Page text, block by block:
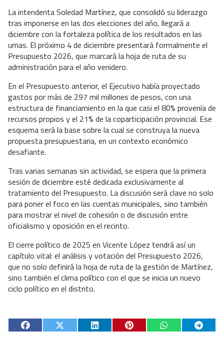
La intendenta Soledad Martínez, que consolidó su liderazgo
tras imponerse en las dos elecciones del año, llegará a
diciembre con la fortaleza política de los resultados en las
urnas. El próximo 4 de diciembre presentará formalmente el
Presupuesto 2026, que marcará la hoja de ruta de su
administración para el año venidero.
En el Presupuesto anterior, el Ejecutivo había proyectado
gastos por más de 297 mil millones de pesos, con una
estructura de financiamiento en la que casi el 80% provenía de
recursos propios y el 21% de la coparticipación provincial. Ese
esquema será la base sobre la cual se construya la nueva
propuesta presupuestaria, en un contexto económico
desafiante.
Tras varias semanas sin actividad, se espera que la primera
sesión de diciembre esté dedicada exclusivamente al
tratamiento del Presupuesto. La discusión será clave no solo
para poner el foco en las cuentas municipales, sino también
para mostrar el nivel de cohesión o de discusión entre
oficialismo y oposición en el recinto.
El cierre político de 2025 en Vicente López tendrá así un
capítulo vital: el análisis y votación del Presupuesto 2026,
que no solo definirá la hoja de ruta de la gestión de Martínez,
sino también el clima político con el que se inicia un nuevo
ciclo político en el distrito.